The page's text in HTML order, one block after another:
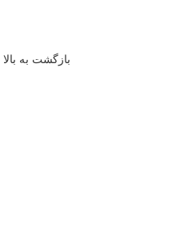
بازگشت به بالا